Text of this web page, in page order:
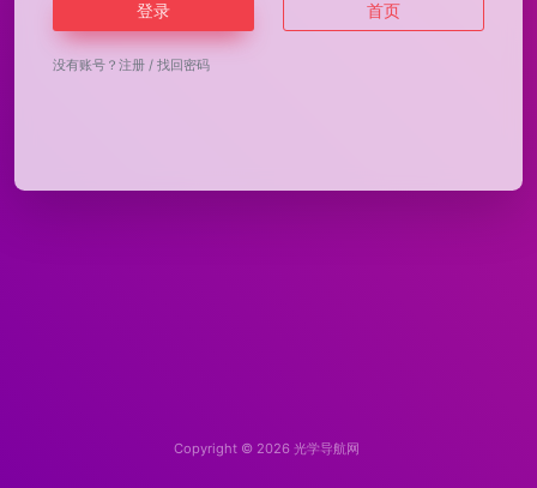
登录 首页
没有账号？ 注册 / 找回密码
Copyright © 2026 光学导航网